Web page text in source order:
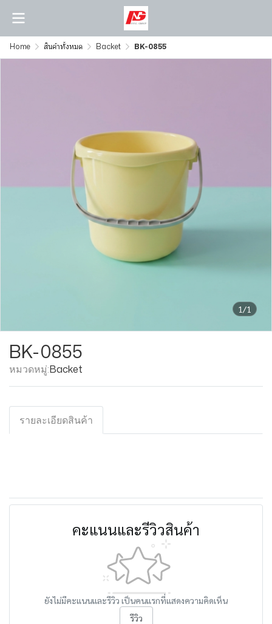
Home สินค้าทั้งหมด Backet BK-0855
1/1
BK-0855
หมวดหมู่:Backet
รายละเอียดสินค้า
คะแนนและรีวิวสินค้า
ยังไม่มีคะแนนและรีวิว เป็นคนแรกที่แสดงความคิดเห็น
รีวิว